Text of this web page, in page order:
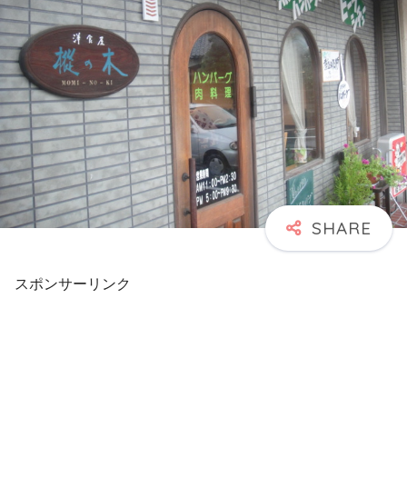
スポンサーリンク